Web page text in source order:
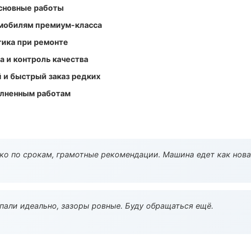
работы
премиум-класса
при ремонте
контроль качества
и быстрый заказ редких
работам
по срокам, грамотные рекомендации. Машина едет как
идеально, зазоры ровные. Буду обращаться ещё.